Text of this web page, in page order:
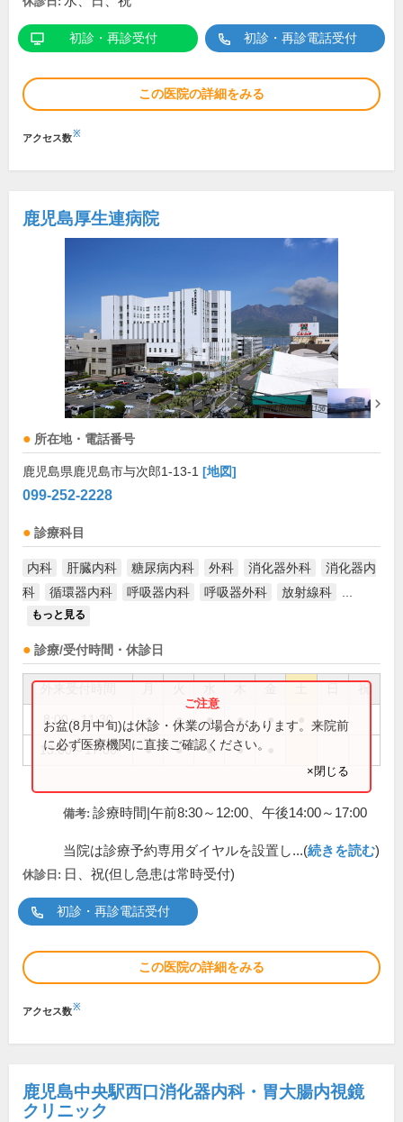
初診・再診受付 初診・再診電話受付
この医院の詳細をみる
アクセス数※
鹿児島厚生連病院
所在地・電話番号
鹿児島県鹿児島市与次郎1-13-1 [地図]
099-252-2228
診療科目
内科 肝臓内科 糖尿病内科 外科 消化器外科
消化器内
科
循環器内科 呼吸器内科 呼吸器外科 放射線科
もっと見る
診療/受付時間・休診日
祝
8:00～11:30 ● ● ● ● ●
13:00～17:00 ● ● ● ●
お盆(8月中旬)は休診・休業の場合があります。来院前
に必ず医療機関に直接ご確認ください。
×閉じる
備考: 診療時間|午前8:30～12:00、午後14:00～17:00
当院は診療予約専用ダイヤルを設置し...(続きを読む)
休診日: 日、祝(但し急患は常時受付)
初診・再診電話受付
この医院の詳細をみる
アクセス数※
鹿児島中央駅西口消化器内科・胃大腸内視鏡
クリニック